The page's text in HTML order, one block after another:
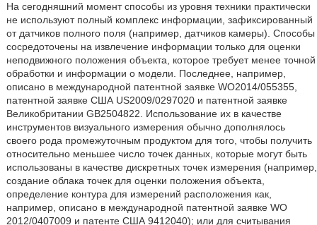
На сегодняшний момент способы из уровня техники практически
не используют полный комплекс информации, зафиксированный
от датчиков полного поля (например, датчиков камеры). Способы
сосредоточены на извлечение информации только для оценки
неподвижного положения объекта, которое требует менее точной
обработки и информации о модели. Последнее, например,
описано в международной патентной заявке WO2014/055355,
патентной заявке США US2009/0297020 и патентной заявке
Великобритании GB2504822. Использование их в качестве
инструментов визуального измерения обычно дополнялось
своего рода промежуточным продуктом для того, чтобы получить
относительно меньшее число точек данных, которые могут быть
использованы в качестве дискретных точек измерения (например,
создание облака точек для оценки положения объекта,
определение контура для измерений расположения как,
например, описано в международной патентной заявке WO
2012/0407009 и патенте США 9412040); или для считывания